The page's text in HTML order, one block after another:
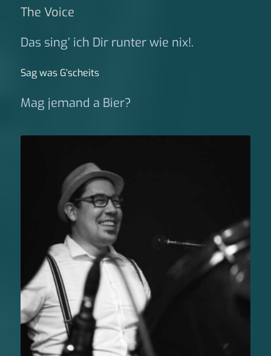
The Voice
Das sing’ ich Dir runter wie nix!.
Sag was G‘scheits
Mag jemand a Bier?